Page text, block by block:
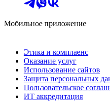
Мобильное приложение
Этика и комплаенс
Оказание услуг
Использование сайтов
Защита персональных
Пользовательское
ИТ аккредитация